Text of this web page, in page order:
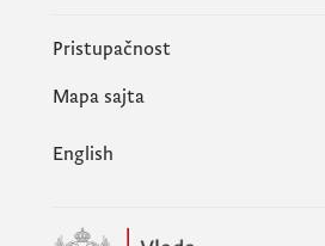
Pristupačnost
Mapa sajta
English